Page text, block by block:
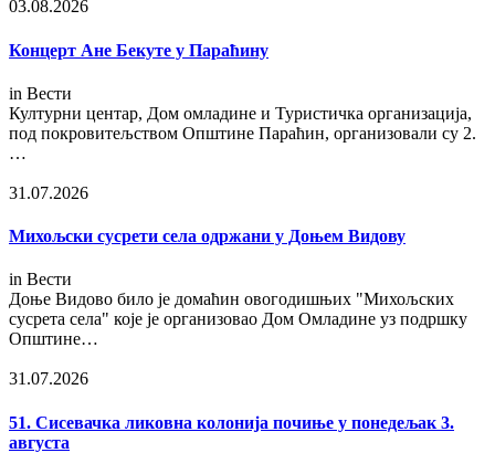
03.08.2026
Концерт Ане Бекуте у Параћину
in Вести
Културни центар, Дом омладине и Туристичка организација,
под покровитељством Општине Параћин, организовали су 2.
…
31.07.2026
Михољски сусрети села одржани у Доњем Видову
in Вести
Доње Видово било је домаћин овогодишњих "Михољских
сусрета села" које је организовао Дом Омладине уз подршку
Општине…
31.07.2026
51. Сисевачка ликовна колонија почиње у понедељак 3.
августа